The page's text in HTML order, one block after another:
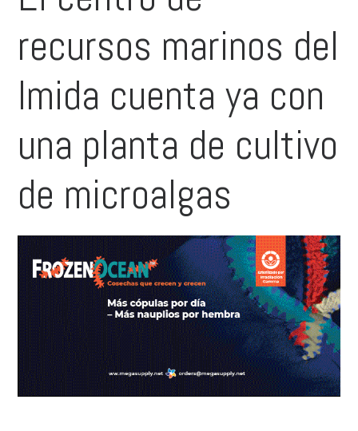
recursos marinos del
Imida cuenta ya con
una planta de cultivo
de microalgas